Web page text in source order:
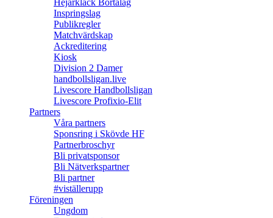
Hejarklack Bortalag
Inspringslag
Publikregler
Matchvärdskap
Ackreditering
Kiosk
Division 2 Damer
handbollsligan.live
Livescore Handbollsligan
Livescore Profixio-Elit
Partners
Våra partners
Sponsring i Skövde HF
Partnerbroschyr
Bli privatsponsor
Bli Nätverkspartner
Bli partner
#viställerupp
Föreningen
Ungdom